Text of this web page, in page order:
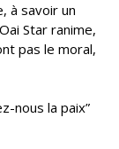
à savoir un
Star ranime,
pas le moral,
nous la paix”